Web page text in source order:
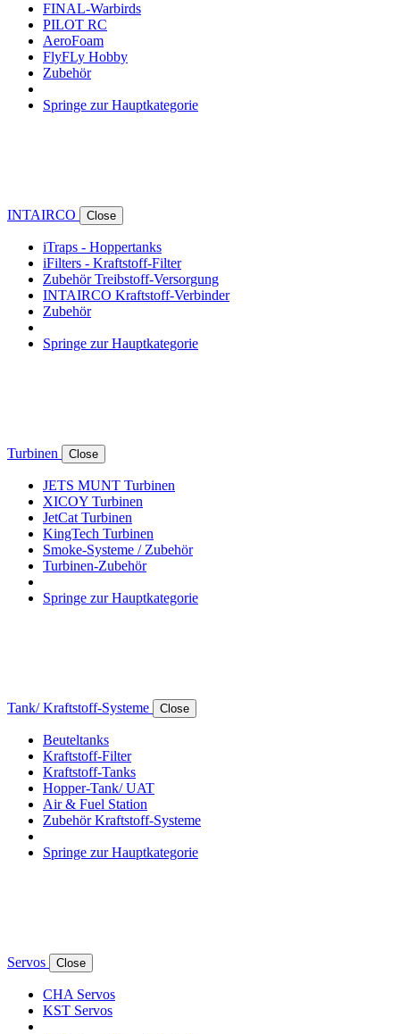
FINAL-Warbirds
PILOT RC
AeroFoam
FlyFLy Hobby
Zubehör
Springe zur Hauptkategorie
INTAIRCO Close
iTraps - Hoppertanks
iFilters - Kraftstoff-Filter
Zubehör Treibstoff-Versorgung
INTAIRCO Kraftstoff-Verbinder
Zubehör
Springe zur Hauptkategorie
Turbinen Close
JETS MUNT Turbinen
XICOY Turbinen
JetCat Turbinen
KingTech Turbinen
Smoke-Systeme / Zubehör
Turbinen-Zubehör
Springe zur Hauptkategorie
Tank/ Kraftstoff-Systeme Close
Beuteltanks
Kraftstoff-Filter
Kraftstoff-Tanks
Hopper-Tank/ UAT
Air & Fuel Station
Zubehör Kraftstoff-Systeme
Springe zur Hauptkategorie
Servos Close
CHA Servos
KST Servos